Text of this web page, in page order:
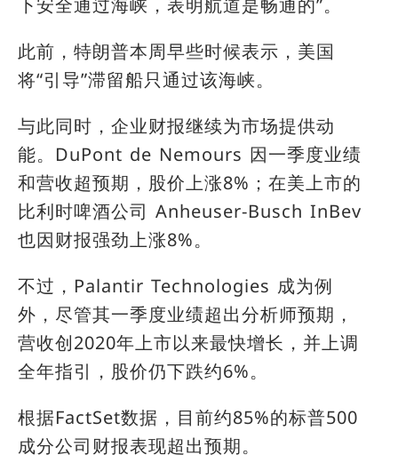
此前，特朗普本周早些时候表示，美国
将“引导”滞留船只通过该海峡。
与此同时，企业财报继续为市场提供动
能。 DuPont de Nemours 因一季度业绩
和营收超预期，股价上涨8%；在美上市的
比利时啤酒公司 Anheuser-Busch InBev
也因财报强劲上涨8%。
不过， Palantir Technologies 成为例
外，尽管其一季度业绩超出分析师预期，
营收创2020年上市以来最快增长，并上调
全年指引，股价仍下跌约6%。
根据FactSet数据，目前约85%的标普500
成分公司财报表现超出预期。